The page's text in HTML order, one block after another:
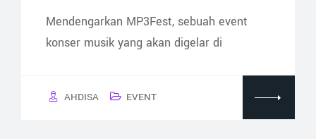
Mendengarkan MP3Fest, sebuah event
konser musik yang akan digelar di
AHDISA EVENT